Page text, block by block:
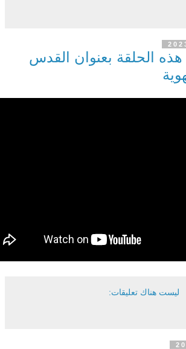
الحلقة بعنوان القدس
ليست هناك تعليقات: